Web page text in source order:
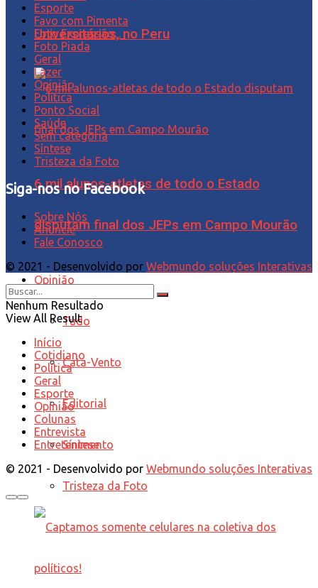
Universitários, no Peru
6 mil alunos-atletas de todo o Estado
disputam final dos JEPs em Campo Mourão
Opinião
Tudo
Cata-Vento
Editorial
Síntese
Tristeza da Foto
Esporte
Favo com Pimenta
Foto Expressão…
Foto Piada
Geral
Lazer
Opinião
Política
Ponto Social
Saúde
Sem categoria
Síntese
Tristeza da Foto
Siga-nos no Facebook
Sobre Nós
Anuncie
Fale Conosco
© 2021 - Desenvolvido por Webmundo soluções Interativas
Nenhum Resultado
View All Result
Início
Cotidiano
Política
Geral
Esporte
Opinião
Colunas
Entrevista
Entretenimento
© 2021 - Desenvolvido por Webmundo soluções Interativas